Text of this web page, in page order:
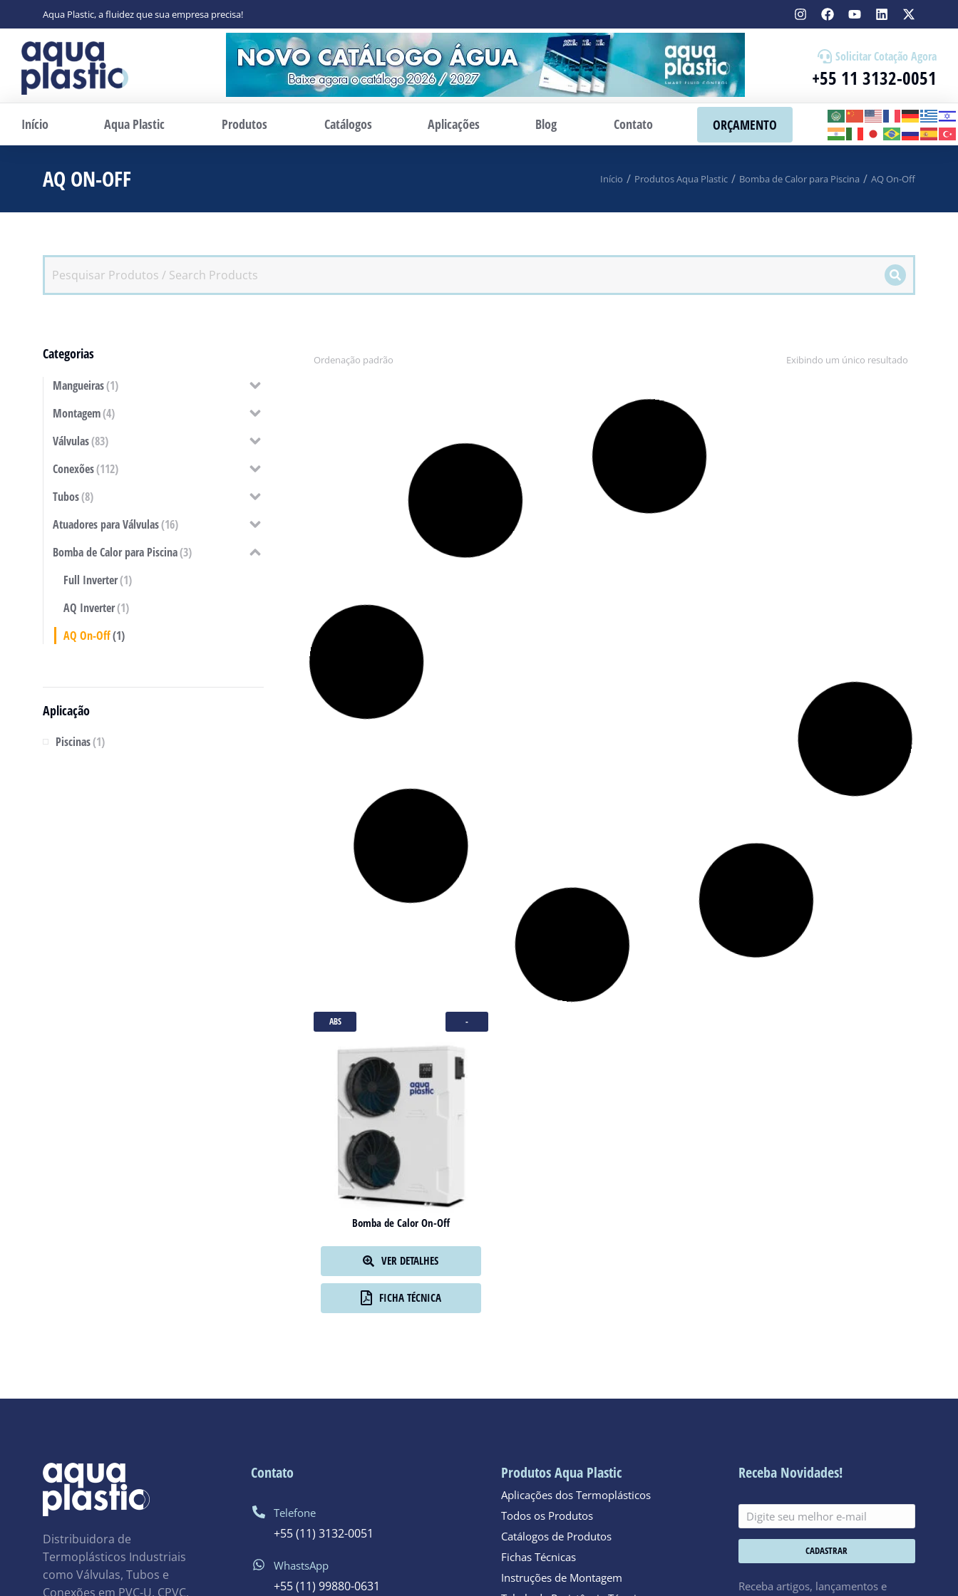
Aqua Plastic, a fluidez que sua empresa precisa!
Solicitar Cotação Agora
+55 11 3132-0051
Início Aqua Plastic Produtos Catálogos Aplicações Blog Contato ORÇAMENTO
AQ ON-OFF Início Produtos Aqua Plastic Bomba de Calor para Piscina AQ On-Off
Categorias
Mangueiras(1)
Montagem(4)
Válvulas(83)
Conexões(112)
Tubos(8)
Atuadores para Válvulas(16)
Bomba de Calor para Piscina(3)
Full Inverter(1)
AQ Inverter(1)
AQ On-Off(1)
Aplicação
Piscinas(1)
Exibindo um único resultado
ABS -
Bomba de Calor On-Off
VER DETALHES
FICHA TÉCNICA
Distribuidora de
Termoplásticos Industriais
como Válvulas, Tubos e
Conexões em PVC-U, CPVC,
Contato
Telefone
+55 (11) 3132-0051
WhastsApp
+55 (11) 99880-0631
Produtos Aqua Plastic
Aplicações dos Termoplásticos
Todos os Produtos
Catálogos de Produtos
Fichas Técnicas
Instruções de Montagem
Receba Novidades!
CADASTRAR
Receba artigos, lançamentos e